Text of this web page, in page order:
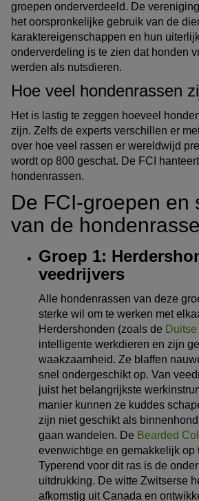
groepen onderverdeeld. De
het oorspronkelijke gebruik van de
karaktereigenschappen en hun
onderverdeling is te zien dat honden
werden als nutsdieren.
Hoe veel hondenrassen
Het is lastig te zeggen hoeveel
zijn. Zelfs de experts verschillen er
over hoe veel rassen er wereldwijd
wordt op 800 geschat. De FCI
hondenrassen.
De FCI-groepen en
van de
Groep 1:
veedrijvers
Alle hondenrassen van deze
sterke wil om te werken met
Herdershonden (zoals de
intelligente werkdieren en zijn
waakzaamheid. Ze blaffen
snel ondergeschikt op. Van
juist het belangrijkste
manier kunnen ze kuddes
zijn niet geschikt als
gaan wandelen. De Bearded
evenwichtige en gemakkelijk op
Typerend voor dit ras is de
uitdrukking. De witte Zwitserse
afkomstig uit Canada en